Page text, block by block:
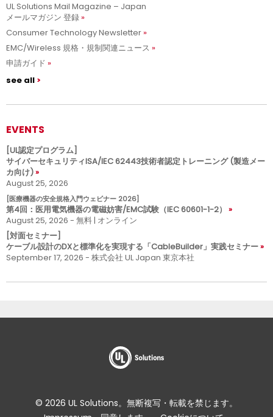
UL Solutions Mail Magazine – Japan
メールマガジン 登録
Consumer Technology Newsletter
EMC/Wireless 規格・規制関連ニュース
申請ガイド
see all
EVENTS
[UL認定プログラム]
サイバーセキュリティISA/IEC 62443技術者認定トレーニング (製造メー
カ向け)
August 25, 2026
[医療機器の安全規格入門ウェビナー 2026]
第4回：医用電気機器の電磁妨害/EMC試験（IEC 60601-1-2）
August 25, 2026 - 無料 | オンライン
[対面セミナー]
ケーブル設計のDXと標準化を実現する「CableBuilder」実践セミナー
September 17, 2026 - 株式会社 UL Japan 東京本社
© 2026 UL Solutions。無断複写・転載を禁じます。